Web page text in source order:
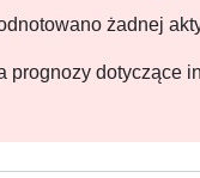
żadnej
dotyczące